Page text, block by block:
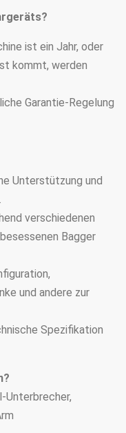
ist ein Jahr, oder
kommt, werden
Garantie-Regelung
Unterstützung und
verschiedenen
Bagger
und andere zur
Spezifikation
Unterbrecher,